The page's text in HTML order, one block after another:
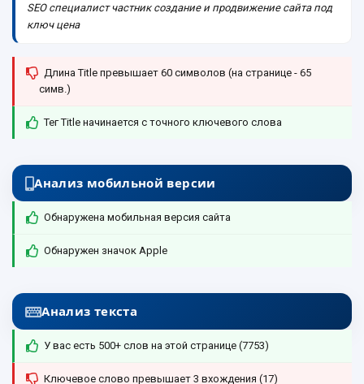
SEO специалист частник создание и продвижение сайта под
ключ цена
Длина Title превышает 60 символов (на странице - 65
симв.)
Тег Title начинается с точного ключевого слова
Анализ мобильной версии
Обнаружена мобильная версия сайта
Обнаружен значок Apple
Анализ текста
У вас есть 500+ слов на этой странице (7753)
Ключевое слово превышает 3 вхождения (17)